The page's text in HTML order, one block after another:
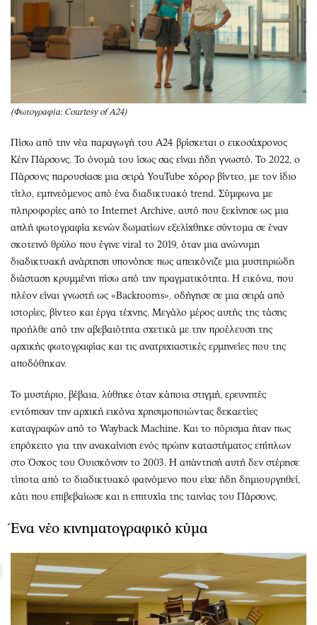
(Φωτογραφία: Courtesy of A24)
Πίσω από την νέα παραγωγή του Α24 βρίσκεται ο εικοσάχρονος
Κέιν Πάρσονς. Το όνομά του ίσως σας είναι ήδη γνωστό. Το 2022, ο
Πάρσονς παρουσίασε μια σειρά YouTube χόρορ βίντεο, με τον ίδιο
τίτλο, εμπνεόμενος από ένα διαδικτυακό trend. Σύμφωνα με
πληροφορίες από το Internet Archive, αυτό που ξεκίνησε ως μια
απλή φωτογραφία κενών δωματίων εξελίχθηκε σύντομα σε έναν
σκοτεινό θρύλο που έγινε viral το 2019, όταν μια ανώνυμη
διαδικτυακή ανάρτηση υπονόησε πως απεικόνιζε μια μυστηριώδη
διάσταση κρυμμένη πίσω από την πραγματικότητα. Η εικόνα, που
πλέον είναι γνωστή ως «Backrooms», οδήγησε σε μια σειρά από
ιστορίες, βίντεο και έργα τέχνης. Μεγάλο μέρος αυτής της τάσης
προήλθε από την αβεβαιότητα σχετικά με την προέλευση της
αρχικής φωτογραφίας και τις ανατριχιαστικές ερμηνείες που της
αποδόθηκαν.
Το μυστήριο, βέβαια, λύθηκε όταν κάποια στιγμή, ερευνητές
εντόπισαν την αρχική εικόνα χρησιμοποιώντας δεκαετίες
καταγραφών από το Wayback Machine. Και το πόρισμα ήταν πως
επρόκειτο για την ανακαίνιση ενός πρώην καταστήματος επίπλων
στο Όσκος του Ουισκόνσιν το 2003. Η απάντησή αυτή δεν στέρησε
τίποτα από το διαδικτυακό φαινόμενο που είχε ήδη δημιουργηθεί,
κάτι που επιβεβαίωσε και η επιτυχία της ταινίας του Πάρσονς.
Ένα νέο κινηματογραφικό κύμα